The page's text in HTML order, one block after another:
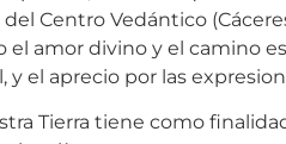
Centro Vedántico
el amor divino y el camino
y el aprecio por las
Tierra tiene como